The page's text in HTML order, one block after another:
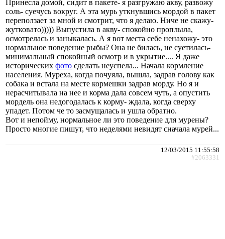
Принесла домой, сидит в пакете- я разгружаю акву, развожу
соль- суечусь вокруг. А эта мурь уткнувшись мордой в пакет
переползает за мной и смотрит, что я делаю. Ниче не скажу-
жутковато))))) Выпустила в акву- спокойно проплыла,
осмотрелась и заныкалась. А я вот места себе ненахожу- это
нормальное поведение рыбы? Она не билась, не суетилась-
минимальный спокойный осмотр и в укрытие.... Я даже
исторических фото сделать неуспела... Начала кормление
населения. Муреха, когда почуяла, вышла, задрав голову как
собака и встала на месте кормешки задрав морду. Но я и
нерасчитывала на нее и корма дала совсем чуть, а опустить
мордель она недогодалась к корму- ждала, когда сверху
упадет. Потом че то засмущалась и ушла обратно.
Вот и непойму, нормальное ли это поведение для мурены?
Просто многие пишут, что неделями невидят сначала мурей...
12/03/2015 11:55:58
#2063331